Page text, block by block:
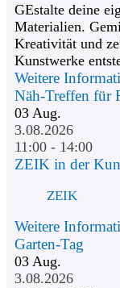
GEstalte deine
Materialien.
Kreativität und
Kunstwerke
Weitere
Näh-Treffen für
03 Aug.
3.08.2026
11:00 - 14:00
ZEIK in der
ZEIK
Weitere
Garten-Tag
03 Aug.
3.08.2026